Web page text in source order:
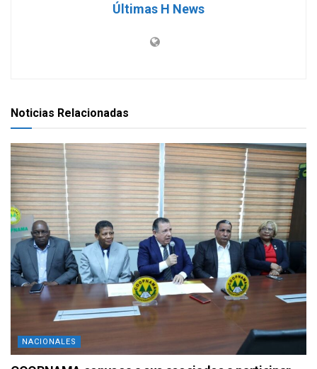
Últimas H News
Noticias Relacionadas
NACIONALES